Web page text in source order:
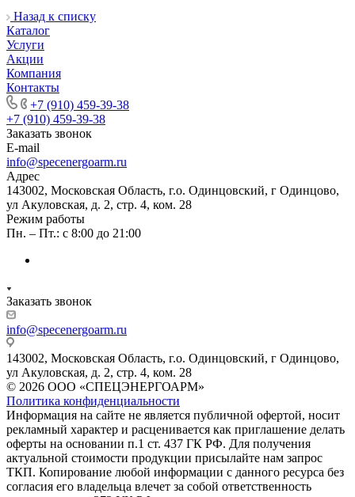
Назад к списку
Каталог
Услуги
Акции
Компания
Контакты
+7 (910) 459-39-38
+7 (910) 459-39-38
Заказать звонок
E-mail
info@specenergoarm.ru
Адрес
143002, Московская Область, г.о. Одинцовский, г Одинцово,
ул Акуловская, д. 2, стр. 4, ком. 28
Режим работы
Пн. – Пт.: с 8:00 до 21:00
Заказать звонок
info@specenergoarm.ru
143002, Московская Область, г.о. Одинцовский, г Одинцово,
ул Акуловская, д. 2, стр. 4, ком. 28
© 2026 ООО «СПЕЦЭНЕРГОАРМ»
Политика конфиденциальности
Информация на сайте не является публичной офертой, носит
рекламный характер и расценивается как приглашение делать
оферты на основании п.1 ст. 437 ГК РФ. Для получения
актуальной стоимости продукции присылайте нам запрос
ТКП. Копирование любой информации с данного ресурса без
согласия его владельца влечет за собой ответственность